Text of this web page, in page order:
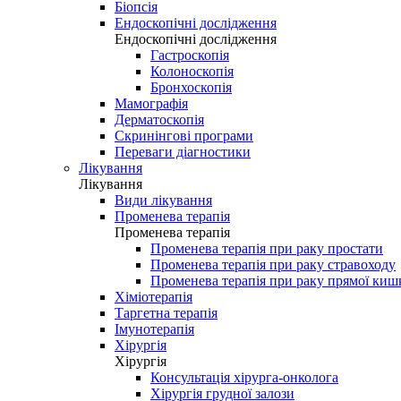
Біопсія
Ендоскопічні дослідження
Ендоскопічні дослідження
Гастроскопія
Колоноскопія
Бронхоскопія
Мамографія
Дерматоскопія
Скринінгові програми
Переваги діагностики
Лікування
Лікування
Види лікування
Променева терапія
Променева терапія
Променева терапія при раку простати
Променева терапія при раку стравоходу
Променева терапія при раку прямої
Хіміотерапія
Таргетна терапія
Імунотерапія
Хірургія
Хірургія
Консультація хірурга-онколога
Хірургія грудної залози